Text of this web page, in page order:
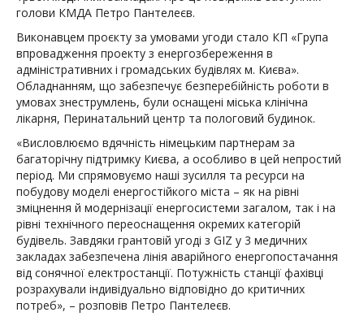
голови КМДА Петро Пантелеєв.
Виконавцем проєкту за умовами угоди стало КП «Група
впровадження проекту з енергозбереження в
адміністративних і громадських будівлях м. Києва».
Обладнанням, що забезпечує безперебійність роботи в
умовах знеструмлень, були оснащені міська клінічна
лікарня, Перинатальний центр та пологовий будинок.
«Висловлюємо вдячність німецьким партнерам за
багаторічну підтримку Києва, а особливо в цей непростий
період. Ми спрямовуємо наші зусилля та ресурси на
побудову моделі енергостійкого міста – як на рівні
зміцнення й модернізації енергосистеми загалом, так і на
рівні технічного переоснащення окремих категорій
будівель. Завдяки грантовій угоді з GIZ у 3 медичних
закладах забезпечена лінія аварійного енергопостачання
від сонячної електростанції. Потужність станції фахівці
розрахували індивідуально відповідно до критичних
потреб», – розповів Петро Пантелеєв.